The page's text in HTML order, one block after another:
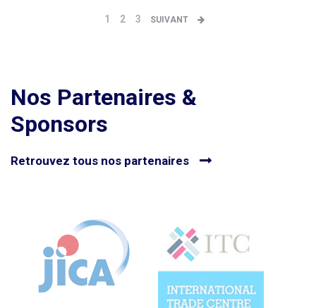
1 2 3 SUIVANT
Nos Partenaires &
Sponsors
Retrouvez tous nos partenaires